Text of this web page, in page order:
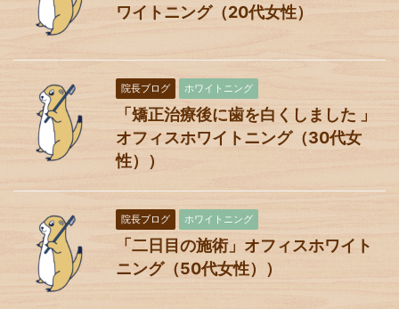
ワイトニング（20代女性）
院長ブログ ホワイトニング
「矯正治療後に歯を白くしました 」
オフィスホワイトニング（30代女
性））
院長ブログ ホワイトニング
「二日目の施術」オフィスホワイト
ニング（50代女性））